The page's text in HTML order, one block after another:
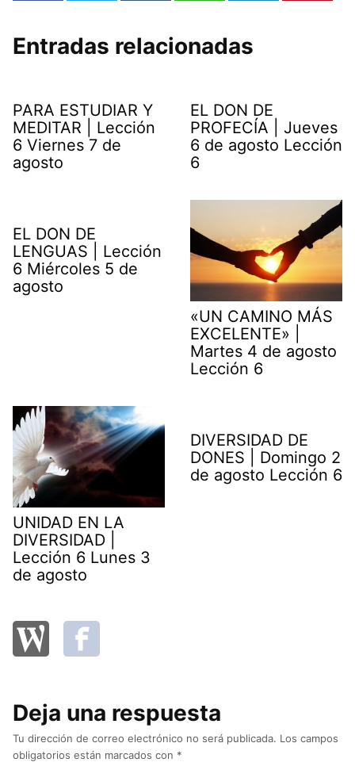
Entradas relacionadas
PARA ESTUDIAR Y
MEDITAR | Lección
6 Viernes 7 de
agosto
EL DON DE
PROFECÍA | Jueves
6 de agosto Lección
6
EL DON DE
LENGUAS | Lección
6 Miércoles 5 de
agosto
«UN CAMINO MÁS
EXCELENTE» |
Martes 4 de agosto
Lección 6
UNIDAD EN LA
DIVERSIDAD |
Lección 6 Lunes 3
de agosto
DIVERSIDAD DE
DONES | Domingo 2
de agosto Lección 6
Deja una respuesta
Tu dirección de correo electrónico no será publicada. Los campos
obligatorios están marcados con *